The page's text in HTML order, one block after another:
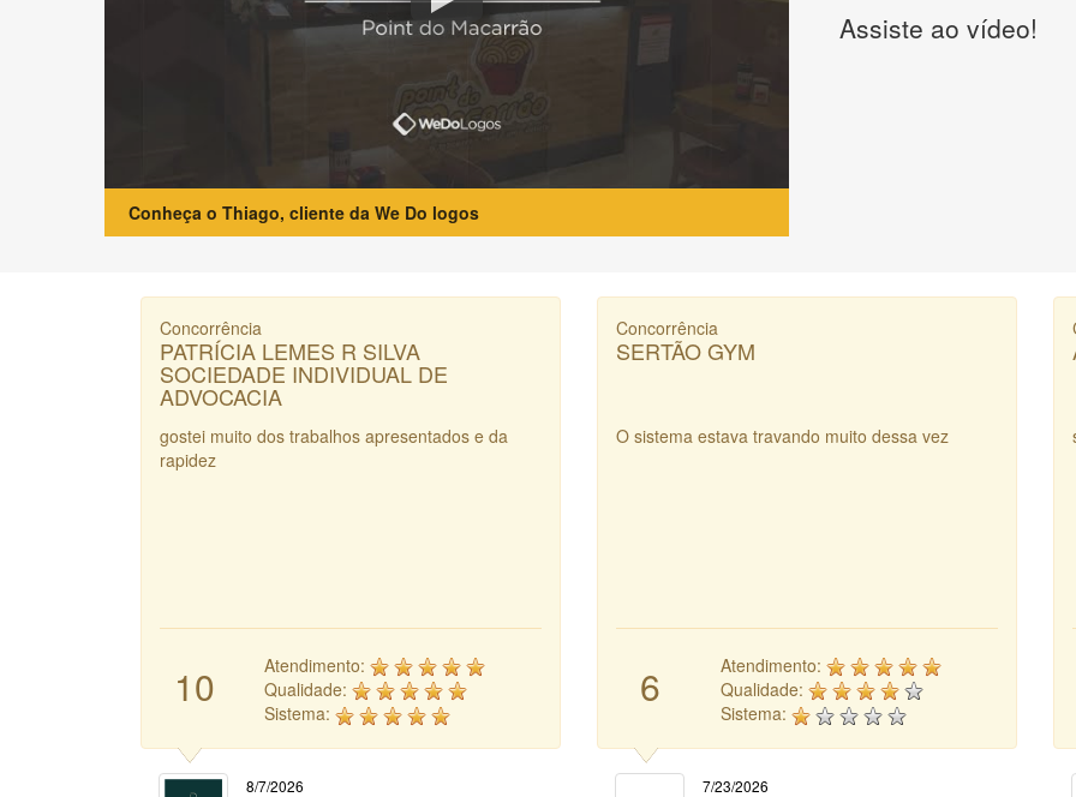
Conheça o Thiago, cliente da We Do logos
Assiste ao vídeo!
Concorrência
PATRÍCIA LEMES R SILVA
SOCIEDADE INDIVIDUAL DE
ADVOCACIA
gostei muito dos trabalhos apresentados e da
rapidez
10
Atendimento:
Qualidade:
Sistema:
8/7/2026
Concorrência
SERTÃO GYM
O sistema estava travando muito dessa vez
6
Atendimento:
Qualidade:
Sistema:
7/23/2026